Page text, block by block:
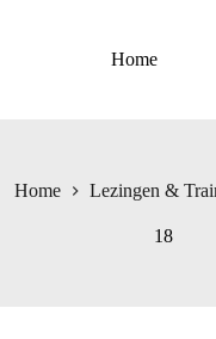
Home
Home Lezingen &
18